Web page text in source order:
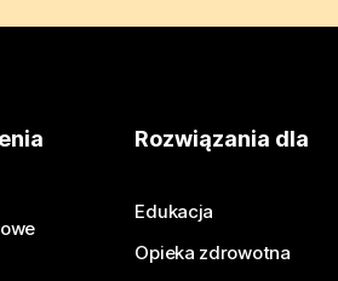
Rozwiązania dla
Edukacja
Opieka zdrowotna